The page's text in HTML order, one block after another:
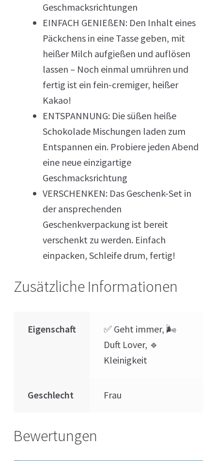
Geschmacksrichtungen
EINFACH GENIEßEN: Den Inhalt eines
Päckchens in eine Tasse geben, mit
heißer Milch aufgießen und auflösen
lassen – Noch einmal umrühren und
fertig ist ein fein-cremiger, heißer
Kakao!
ENTSPANNUNG: Die süßen heiße
Schokolade Mischungen laden zum
Entspannen ein. Probiere jeden Abend
eine neue einzigartige
Geschmacksrichtung
VERSCHENKEN: Das Geschenk-Set in
der ansprechenden
Geschenkverpackung ist bereit
verschenkt zu werden. Einfach
einpacken, Schleife drum, fertig!
Zusätzliche Informationen
Eigenschaft
✅ Geht immer, 🌬
Duft Lover, 🔹
Kleinigkeit
Geschlecht Frau
Bewertungen